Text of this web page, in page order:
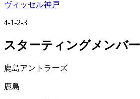
ヴィッセル神戸
4-1-2-3
スターティングメンバー
鹿島アントラーズ
鹿島